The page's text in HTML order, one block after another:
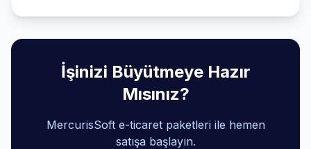
İşinizi Büyütmeye Hazır
Mısınız?
MercurisSoft e-ticaret paketleri ile hemen
satışa başlayın.